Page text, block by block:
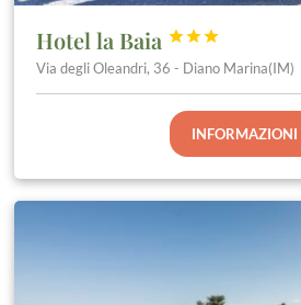
Hotel la Baia 


Via degli Oleandri, 36 - Diano Marina(IM)
INFORMAZIONI